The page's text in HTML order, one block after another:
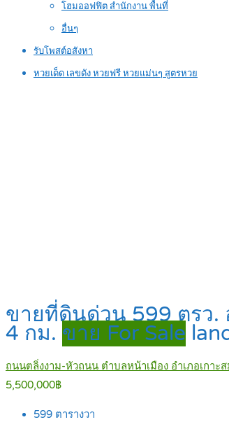
โฮมออฟฟิต สำนักงาน พื้นที่
อื่นๆ
รับโพสต์อสังหา
หวยเด็ด เลขดัง หวยฟรี หวยแม่นๆ สูตรหวย
ขายที่ดินด่วน 599 ตรว.
4 กม. ขาย For Sale
ถนนตลิ่งงาม-หัวถนน ตำบลหน้าเมือง อำเภอเกาะ
5,500,000฿
599 ตารางวา